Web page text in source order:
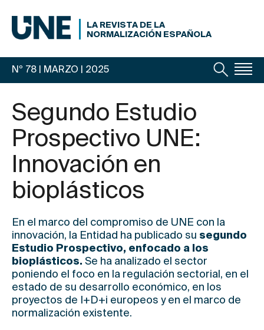
LA REVISTA DE LA
NORMALIZACIÓN ESPAÑOLA
Nº 78 | MARZO | 2025
Segundo Estudio
Prospectivo UNE:
Innovación en
bioplásticos
En el marco del compromiso de UNE con la
innovación, la Entidad ha publicado su segundo
Estudio Prospectivo, enfocado a los
bioplásticos. Se ha analizado el sector
poniendo el foco en la regulación sectorial, en el
estado de su desarrollo económico, en los
proyectos de I+D+i europeos y en el marco de
normalización existente.